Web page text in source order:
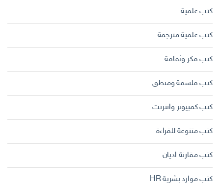
كتب علمية
كتب علمية مترجمة
كتب فكر وثقافة
كتب فلسفة ومنطق
كتب كمبيوتر وانترنت
كتب متنوعة للقراءة
كتب مقارنة اديان
كتب موارد بشرية HR